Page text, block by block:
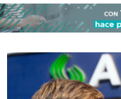
Anunciaron la
quiénes alcanza el
Septiembre 29, 2021